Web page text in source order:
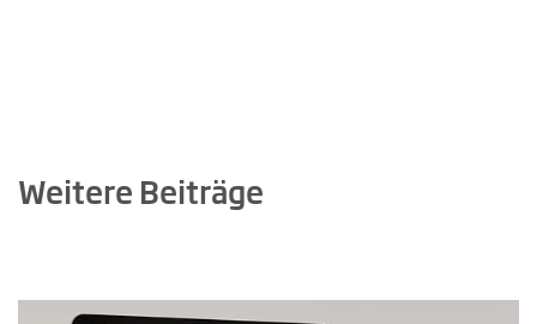
Weitere Beiträge